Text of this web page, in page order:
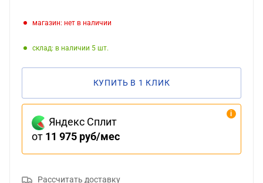
Магазин: нет в наличии
Склад: в наличии 5
КУПИТЬ В 1 КЛИК
Яндекс Сплит
от 11 975 руб/мес
Рассчитать доставку